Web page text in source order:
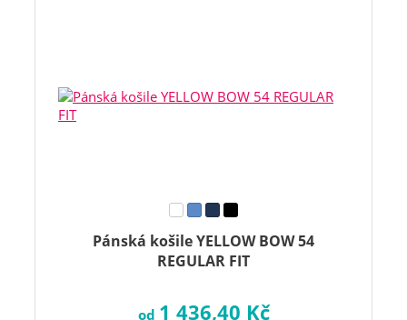
Pánská košile YELLOW BOW 54
REGULAR FIT
od 1 436,40 Kč